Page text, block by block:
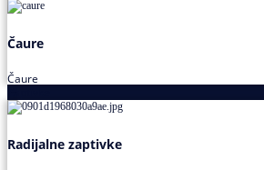
Čaure
Čaure
Radijalne zaptivke